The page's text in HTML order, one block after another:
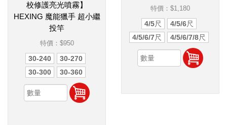
校修護亮光噴霧】
HEXING 魔能獵手 超小繼
投竿
特價： $950
30-240
30-270
30-300
30-360
特價： $1,180
4/5尺
4/5/6尺
4/5/6/7尺
4/5/6/7/8尺